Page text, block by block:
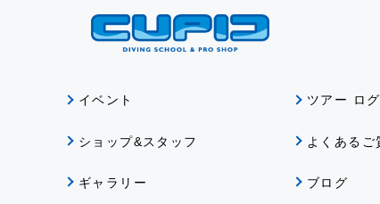
イベント
ショップ&スタッフ
ギャラリー
ツアー ログ
よくあるご
ブログ